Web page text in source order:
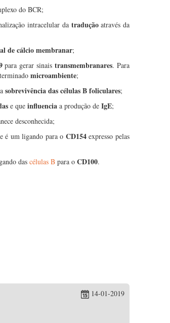
do BCR;
intracelular da traduçãoatravés da
de cálcio membranar;
para gerar sinaistransmembranares. Para
microambiente;
sobrevivência das células Bfoliculares;
e que influencia a produção de IgE;
desconhecida;
é um ligando para o CD154expresso pelas
das células B para o CD100.
14-01-2019